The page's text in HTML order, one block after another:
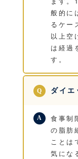
般的に
るケー
以上空
は経過
す。
ダイエ
食事制
の脂肪
ことは
気にな